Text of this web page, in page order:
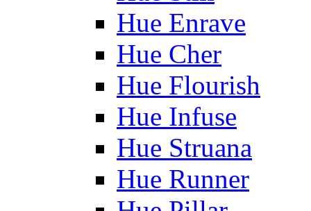
Hue Enrave
Hue Cher
Hue Flourish
Hue Infuse
Hue Struana
Hue Runner